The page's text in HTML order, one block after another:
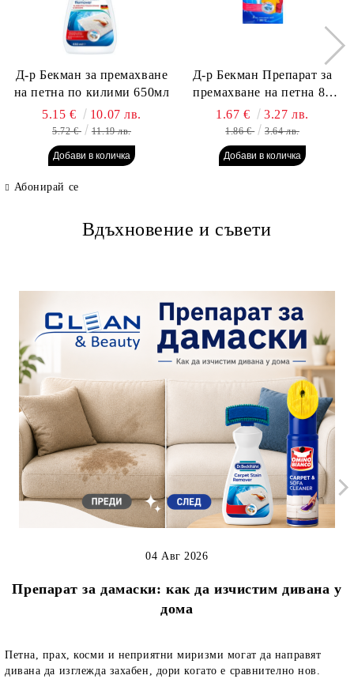
Д-р Бекман за премахване
на петна по килими 650мл
5.15 €
10.07 лв.
5.72 € 11.19 лв.
Д-р Бекман Препарат за
премахване на петна 80
гр. Пауч
1.67 € 3.27 лв.
1.86 € 3.64 лв.
Абонирай се
Вдъхновение и съвети
Препарат за дамаски: как да изчистим дивана у
дома
04 Авг 2026
Петна, прах, косми и неприятни миризми могат да направят
дивана да изглежда захабен, дори когато е сравнително нов.